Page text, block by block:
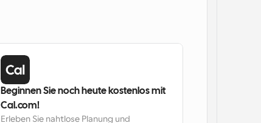
Beginnen Sie noch heute kostenlos mit
Cal.com!
Erleben Sie nahtlose Planung und